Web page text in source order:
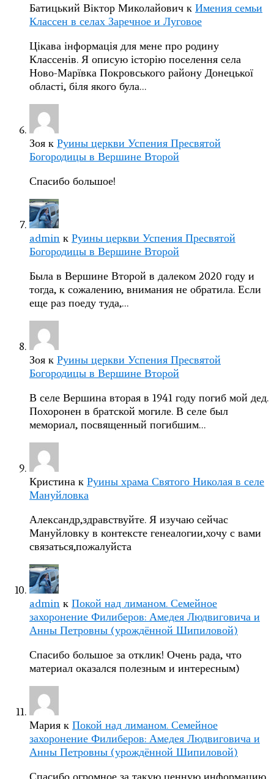
Батицький Віктор Миколайович к Имения семьи
Классен в селах Заречное и Луговое
Цікава інформація для мене про родину
Классенів. Я описую історію поселення села
Ново-Марївка Покровського району Донецької
області, біля якого була…
Зоя к Руины церкви Успения Пресвятой
Богородицы в Вершине Второй
Спасибо большое!
admin к Руины церкви Успения Пресвятой
Богородицы в Вершине Второй
Была в Вершине Второй в далеком 2020 году и
тогда, к сожалению, внимания не обратила. Если
еще раз поеду туда,…
Зоя к Руины церкви Успения Пресвятой
Богородицы в Вершине Второй
В селе Вершина вторая в 1941 году погиб мой дед.
Похоронен в братской могиле. В селе был
мемориал, посвященный погибшим…
Кристина к Руины храма Святого Николая в селе
Мануйловка
Александр,здравствуйте. Я изучаю сейчас
Мануйловку в контексте генеалогии,хочу с вами
связаться,пожалуйста
admin к Покой над лиманом. Семейное
захоронение Филиберов: Амедея Людвиговича и
Анны Петровны (урождённой Шипиловой)
Спасибо большое за отклик! Очень рада, что
материал оказался полезным и интересным)
Мария к Покой над лиманом. Семейное
захоронение Филиберов: Амедея Людвиговича и
Анны Петровны (урождённой Шипиловой)